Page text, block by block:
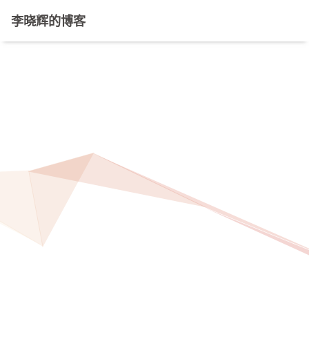
李晓辉的博客